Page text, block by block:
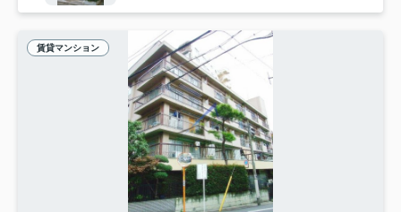
賃貸マンション